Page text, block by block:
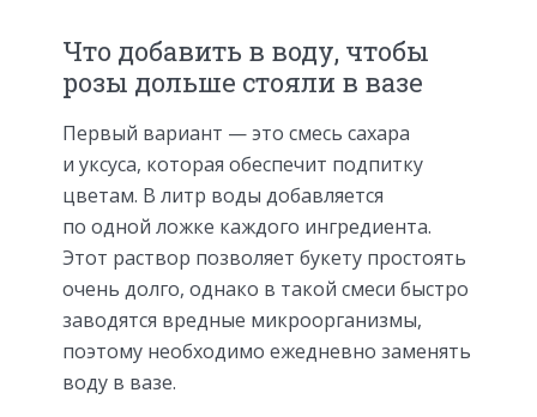
Что добавить в воду, чтобы
розы дольше стояли в вазе
Первый вариант — это смесь сахара
и уксуса, которая обеспечит подпитку
цветам. В литр воды добавляется
по одной ложке каждого ингредиента.
Этот раствор позволяет букету простоять
очень долго, однако в такой смеси быстро
заводятся вредные микроорганизмы,
поэтому необходимо ежедневно заменять
воду в вазе.